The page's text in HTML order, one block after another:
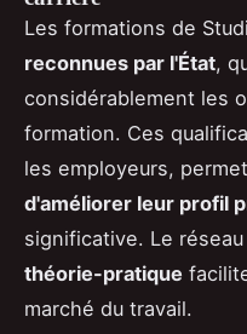
Les formations de
reconnues par l'État,
considérablement les
formation. Ces
les employeurs,
d'améliorer leur profil
significative. Le
théorie-pratique
marché du travail.